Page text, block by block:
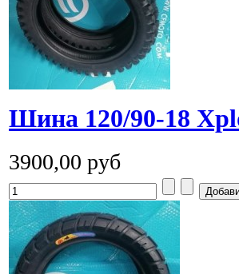
Шина 120/90-18
3900,00 руб